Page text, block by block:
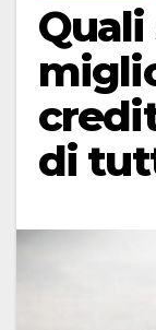
Quali
di